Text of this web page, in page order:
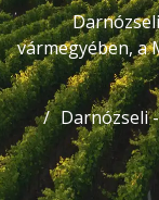
vármegyében, a
Darnózseli